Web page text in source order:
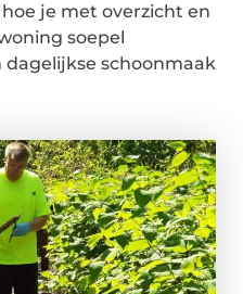
je met overzicht en
soepel
schoonmaak